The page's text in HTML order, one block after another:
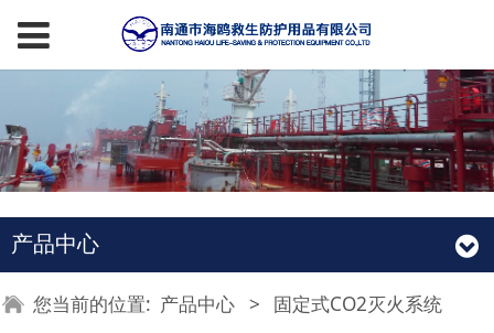
产品中心
您当前的位置: 产品中心 > 固定式CO2灭火系统